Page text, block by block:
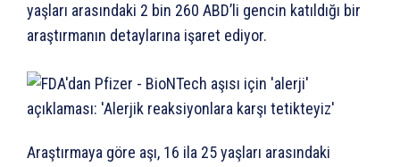
yaşları arasındaki 2 bin 260 ABD’li gencin katıldığı bir
araştırmanın detaylarına işaret ediyor.
Araştırmaya göre aşı, 16 ila 25 yaşları arasındaki